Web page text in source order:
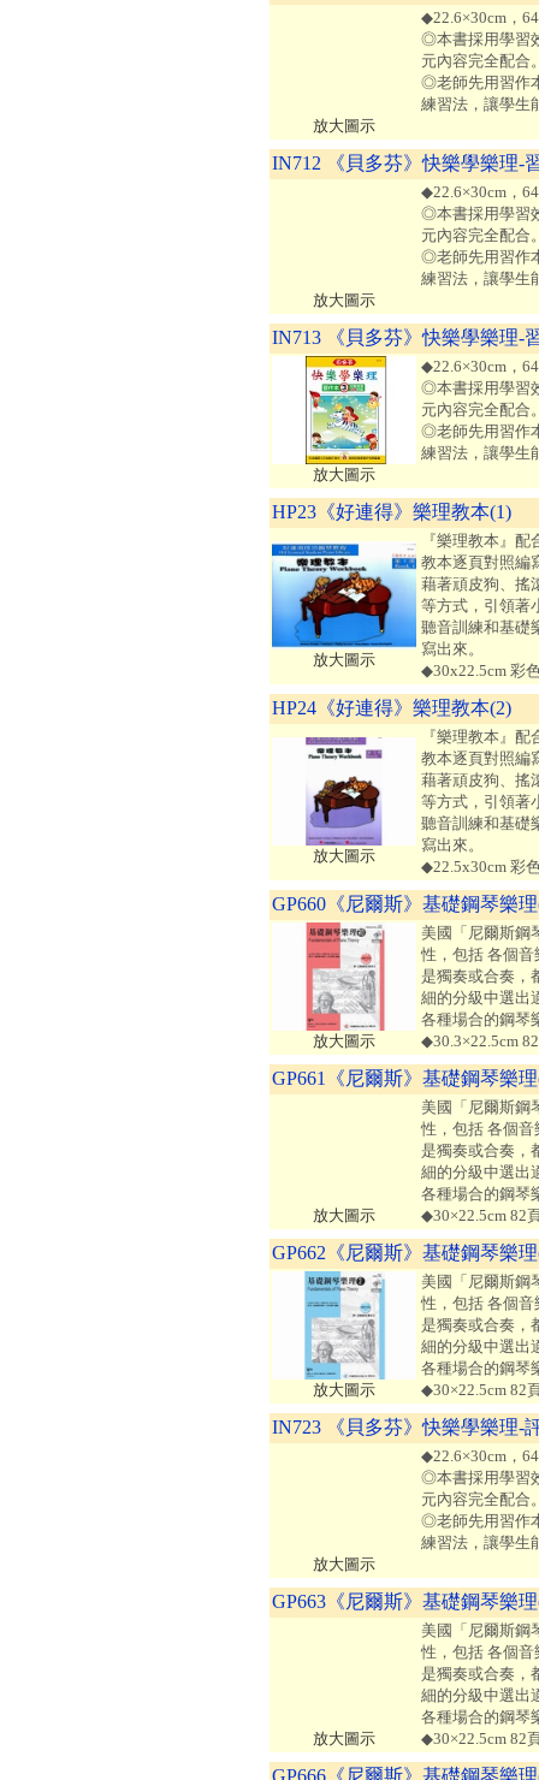
放大圖示
◆22.6×30cm，
◎本書採用學習
元內容完全配合
◎老師先用習作
練習法，讓學生
IN712 《貝多芬》快樂學樂理-
放大圖示
◆22.6×30cm，
◎本書採用學習
元內容完全配合
◎老師先用習作
練習法，讓學生
IN713 《貝多芬》快樂學樂理-
放大圖示
◆22.6×30cm，
◎本書採用學習
元內容完全配合
◎老師先用習作
練習法，讓學生
HP23《好連得》樂理教本(1)
放大圖示
『樂理教本』
教本逐頁對照編
藉著頑皮狗、搖
等方式，引領著
聽音訓練和基礎
寫出來。
◆30x22.5cm 彩
HP24《好連得》樂理教本(2)
放大圖示
『樂理教本』
教本逐頁對照編
藉著頑皮狗、搖
等方式，引領著
聽音訓練和基礎
寫出來。
◆22.5x30cm 彩
GP660《尼爾斯》基礎鋼琴樂
放大圖示
美國「尼爾斯鋼
性，包括 各個
是獨奏或合奏，
細的分級中選出
各種場合的鋼琴
◆30.3×22.5cm
GP661《尼爾斯》基礎鋼琴樂
放大圖示
美國「尼爾斯鋼
性，包括 各個
是獨奏或合奏，
細的分級中選出
各種場合的鋼琴
◆30×22.5cm 82
GP662《尼爾斯》基礎鋼琴樂
放大圖示
美國「尼爾斯鋼
性，包括 各個
是獨奏或合奏，
細的分級中選出
各種場合的鋼琴
◆30×22.5cm 82
IN723 《貝多芬》快樂學樂理-
放大圖示
◆22.6×30cm，
◎本書採用學習
元內容完全配合
◎老師先用習作
練習法，讓學生
GP663《尼爾斯》基礎鋼琴樂
放大圖示
美國「尼爾斯鋼
性，包括 各個
是獨奏或合奏，
細的分級中選出
各種場合的鋼琴
◆30×22.5cm 82
GP666《尼爾斯》基礎鋼琴樂